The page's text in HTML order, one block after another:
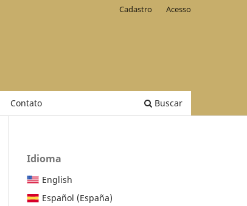
Contato Buscar
Cadastro Acesso
Idioma
English
Español (España)